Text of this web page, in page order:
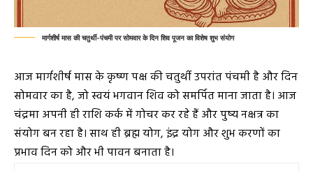
मार्गशीर्ष मास की चतुर्थी-पंचमी पर सोमवार के दिन शिव पूजन का विशेष शुभ संयोग
आज मार्गशीर्ष मास के कृष्ण पक्ष की चतुर्थी उपरांत पंचमी है और दिन
सोमवार का है, जो स्वयं भगवान शिव को समर्पित माना जाता है। आज
चंद्रमा अपनी ही राशि कर्क में गोचर कर रहे हैं और पुष्य नक्षत्र का
संयोग बन रहा है। साथ ही ब्रह्म योग, इंद्र योग और शुभ करणों का
प्रभाव दिन को और भी पावन बनाता है।